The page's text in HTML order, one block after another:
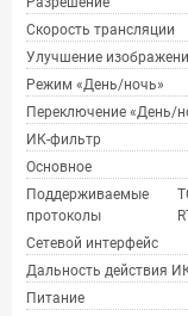
Скорость трансляции
Улучшение
Режим «День/ночь»
Переключение «День/
ИК-фильтр
Основное
Поддерживаемые
протоколы
Сетевой интерфейс
Дальность действия
Питание